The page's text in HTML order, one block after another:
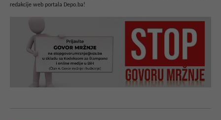
redakcije web portala Depo.ba!